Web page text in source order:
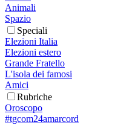
Animali
Spazio
Speciali
Elezioni Italia
Elezioni estero
Grande Fratello
L'isola dei famosi
Amici
Rubriche
Oroscopo
#tgcom24amarcord